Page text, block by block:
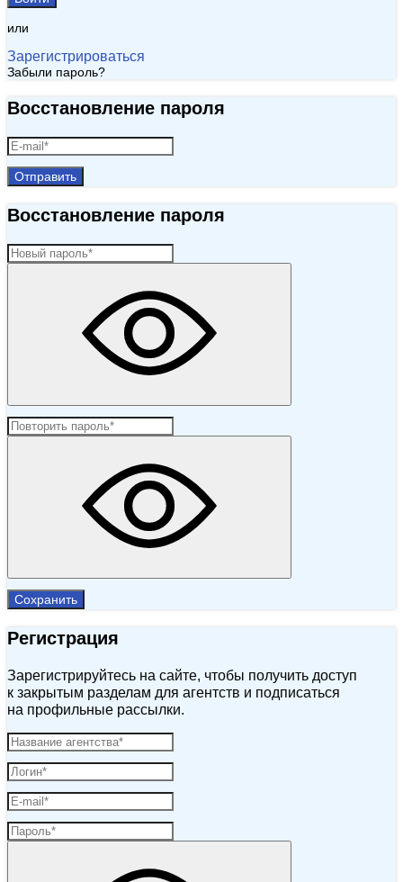
или
Зарегистрироваться
Забыли пароль?
Восстановление пароля
Отправить
Восстановление пароля
Сохранить
Регистрация
Зарегистрируйтесь на сайте, чтобы получить доступ
к закрытым разделам для агентств и подписаться
на профильные рассылки.